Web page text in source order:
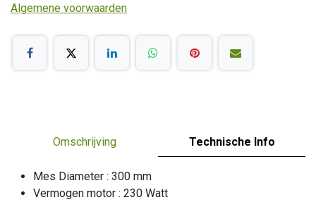
Algemene voorwaarden
Omschrijving Technische Info
Mes Diameter : 300 mm
Vermogen motor : 230 Watt